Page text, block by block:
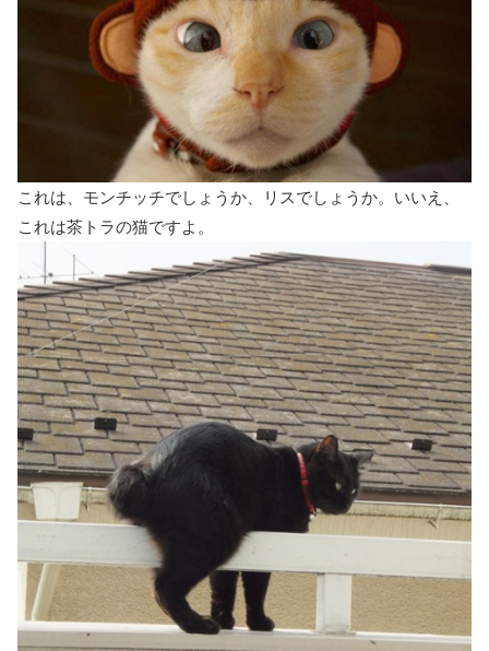
これは、モンチッチでしょうか、リスでしょうか。いいえ、
これは茶トラの猫ですよ。